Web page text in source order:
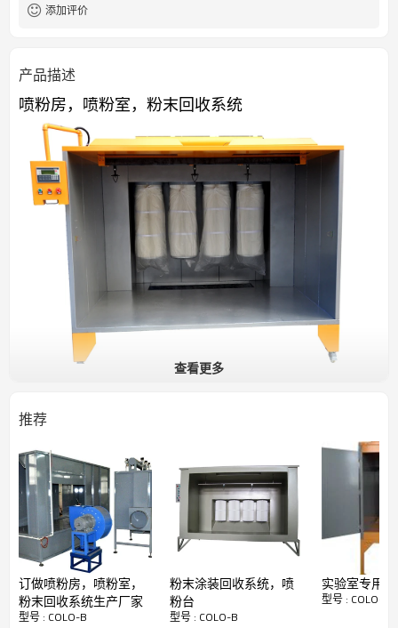
添加评价
产品描述
喷粉房，喷粉室，粉末回收系统
出，在喷房的工作口处就形成一个持续的低速大流
量的由外向内的气流，该气流可以保证喷房内飞扬
的粉末不会溢出，由于滤苡的存在，只有空气可以
经过风机排出，粉末会被滤苡阻隔下来，留在喷房
内，长时间工作时同，由于粉末在滤苡表面的堆积
会严重堵塞滤苡，使回收系统回收效果下降，所
以，在系统中加入“脉冲反吹”装置，自动清理虑芯
外表面堆积的粉末，以保证风路的昭通，从而保证
了连续喷涂过程中整个回收系统保持良好的回收效
果。
查看更多
推荐
订做喷粉房，喷粉室，
粉末回收系统生产厂家
型号 : COLO-B
粉末涂装回收系统，喷
粉台
型号 : COLO-B
实验室专用
型号 : COLO-B